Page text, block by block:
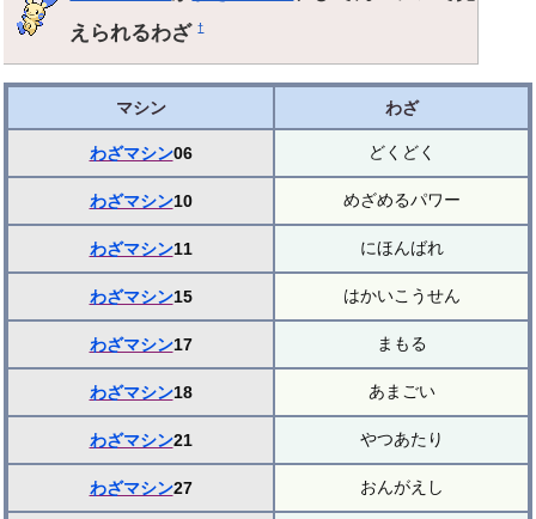
えられるわざ†
マシン わざ
わざマシン06 どくどく
わざマシン10 めざめるパワー
わざマシン11 にほんばれ
わざマシン15 はかいこうせん
わざマシン17 まもる
わざマシン18 あまごい
わざマシン21 やつあたり
わざマシン27 おんがえし